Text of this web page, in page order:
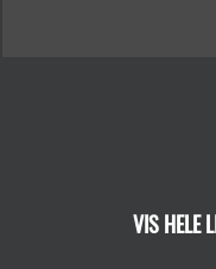
VIS HELE